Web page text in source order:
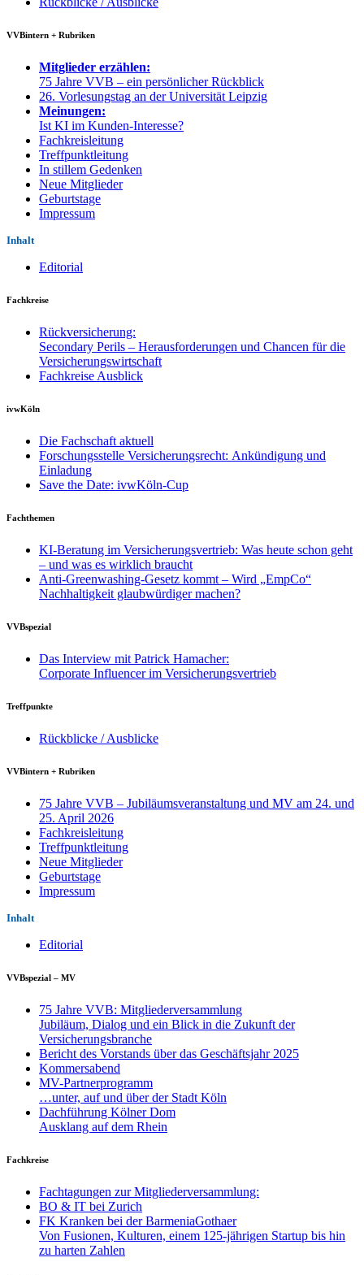
VVBintern + Rubriken
Mitglieder erzählen:
75 Jahre VVB – ein persönlicher Rückblick
26. Vorlesungstag an der Universität Leipzig
Meinungen:
Ist KI im Kunden-Interesse?
Fachkreisleitung
Treffpunktleitung
In stillem Gedenken
Neue Mitglieder
Geburtstage
Impressum
Inhalt
Editorial
Fachkreise
Rückversicherung:
Secondary Perils – Herausforderungen und Chancen für die
Versicherungswirtschaft
Fachkreise Ausblick
ivwKöln
Die Fachschaft aktuell
Forschungsstelle Versicherungsrecht: Ankündigung und
Einladung
Save the Date: ivwKöln-Cup
Fachthemen
KI-Beratung im Versicherungsvertrieb: Was heute schon geht
– und was es wirklich braucht
Anti-Greenwashing-Gesetz kommt – Wird „EmpCo“
Nachhaltigkeit glaubwürdiger machen?
VVBspezial
Das Interview mit Patrick Hamacher:
Corporate Influencer im Versicherungsvertrieb
Treffpunkte
Rückblicke / Ausblicke
VVBintern + Rubriken
75 Jahre VVB – Jubiläumsveranstaltung und MV am 24. und
25. April 2026
Fachkreisleitung
Treffpunktleitung
Neue Mitglieder
Geburtstage
Impressum
Inhalt
Editorial
VVBspezial – MV
75 Jahre VVB: Mitgliederversammlung
Jubiläum, Dialog und ein Blick in die Zukunft der
Versicherungsbranche
Bericht des Vorstands über das Geschäftsjahr 2025
Kommersabend
MV-Partnerprogramm
…unter, auf und über der Stadt Köln
Dachführung Kölner Dom
Ausklang auf dem Rhein
Fachkreise
Fachtagungen zur Mitgliederversammlung:
BO & IT bei Zurich
FK Kranken bei der BarmeniaGothaer
Von Fusionen, Kulturen, einem 125-jährigen Startup bis hin
zu harten Zahlen